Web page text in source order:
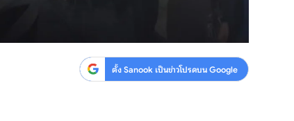
ตั้ง Sanook เป็นข่าวโปรดบน Google